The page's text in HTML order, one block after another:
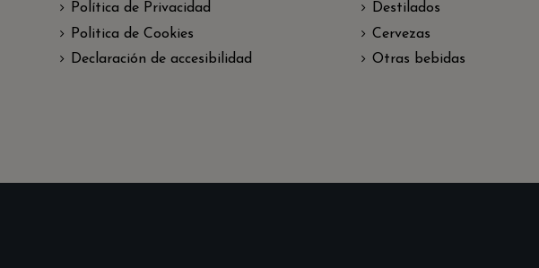
Política de Privacidad
Politica de Cookies
Declaración de accesibilidad
Destilados
Cervezas
Otras bebidas